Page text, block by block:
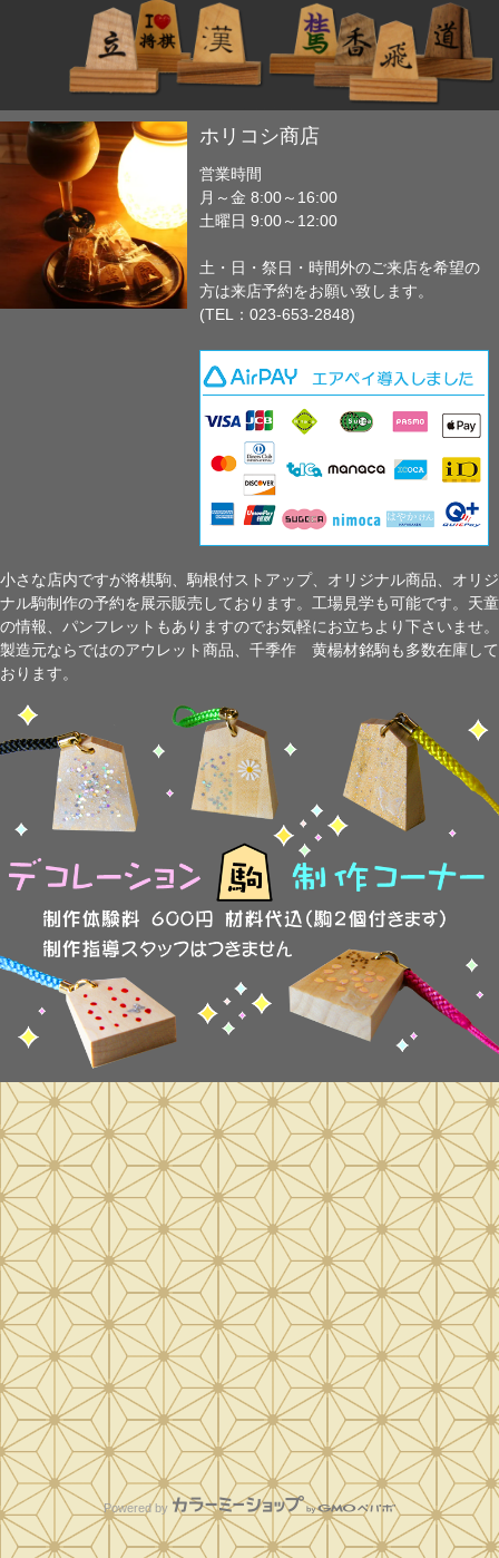
ホリコシ商店
営業時間
月～金 8:00～16:00
土曜日 9:00～12:00
土・日・祭日・時間外のご来店を希望の
方は来店予約をお願い致します。
(TEL：023-653-2848)
小さな店内ですが将棋駒、駒根付ストアップ、オリジナル商品、オリジ
ナル駒制作の予約を展示販売しております。工場見学も可能です。天童
の情報、パンフレットもありますのでお気軽にお立ちより下さいませ。
製造元ならではのアウレット商品、千季作 黄楊材銘駒も多数在庫して
おります。
Powered by